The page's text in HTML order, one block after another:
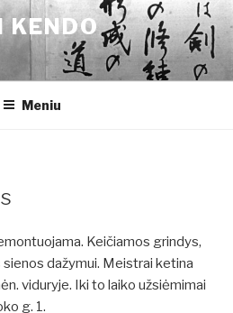
KENDO
Meniu
Keičiamos grindys,
dažymui. Meistrai ketina
viduryje. Iki to laiko užsiėmimai
g. 1.